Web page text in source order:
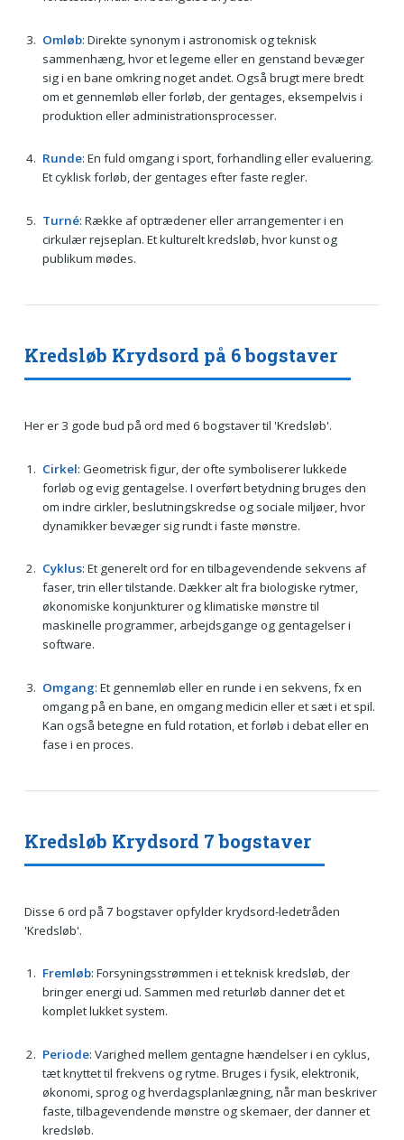
Omløb: Direkte synonym i astronomisk og teknisk
sammenhæng, hvor et legeme eller en genstand bevæger
sig i en bane omkring noget andet. Også brugt mere bredt
om et gennemløb eller forløb, der gentages, eksempelvis i
produktion eller administrationsprocesser.
Runde: En fuld omgang i sport, forhandling eller evaluering.
Et cyklisk forløb, der gentages efter faste regler.
Turné: Række af optrædener eller arrangementer i en
cirkulær rejseplan. Et kulturelt kredsløb, hvor kunst og
publikum mødes.
Kredsløb Krydsord på 6 bogstaver
Her er 3 gode bud på ord med 6 bogstaver til 'Kredsløb'.
Cirkel: Geometrisk figur, der ofte symboliserer lukkede
forløb og evig gentagelse. I overført betydning bruges den
om indre cirkler, beslutningskredse og sociale miljøer, hvor
dynamikker bevæger sig rundt i faste mønstre.
Cyklus: Et generelt ord for en tilbagevendende sekvens af
faser, trin eller tilstande. Dækker alt fra biologiske rytmer,
økonomiske konjunkturer og klimatiske mønstre til
maskinelle programmer, arbejdsgange og gentagelser i
software.
Omgang: Et gennemløb eller en runde i en sekvens, fx en
omgang på en bane, en omgang medicin eller et sæt i et spil.
Kan også betegne en fuld rotation, et forløb i debat eller en
fase i en proces.
Kredsløb Krydsord 7 bogstaver
Disse 6 ord på 7 bogstaver opfylder krydsord-ledetråden
'Kredsløb'.
Fremløb: Forsyningsstrømmen i et teknisk kredsløb, der
bringer energi ud. Sammen med returløb danner det et
komplet lukket system.
Periode: Varighed mellem gentagne hændelser i en cyklus,
tæt knyttet til frekvens og rytme. Bruges i fysik, elektronik,
økonomi, sprog og hverdagsplanlægning, når man beskriver
faste, tilbagevendende mønstre og skemaer, der danner et
kredsløb.